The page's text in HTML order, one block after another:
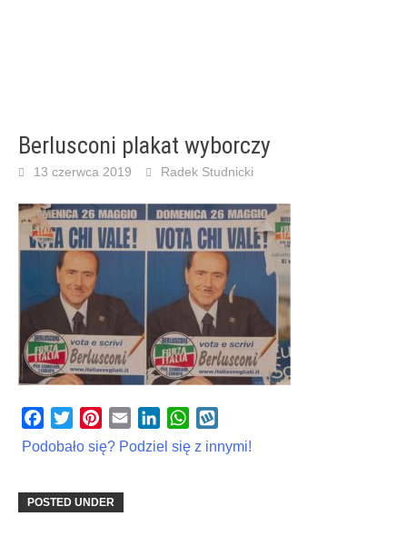
Berlusconi plakat wyborczy
13 czerwca 2019 Radek Studnicki
Facebook
TwitterPinterest
Email LinkedInWhatsApp
Podobało się? Podziel się z innymi!
POSTED UNDER